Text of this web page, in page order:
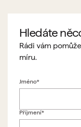
Hledáte
Rádi vám
míru.
Jméno*
Příjmení*